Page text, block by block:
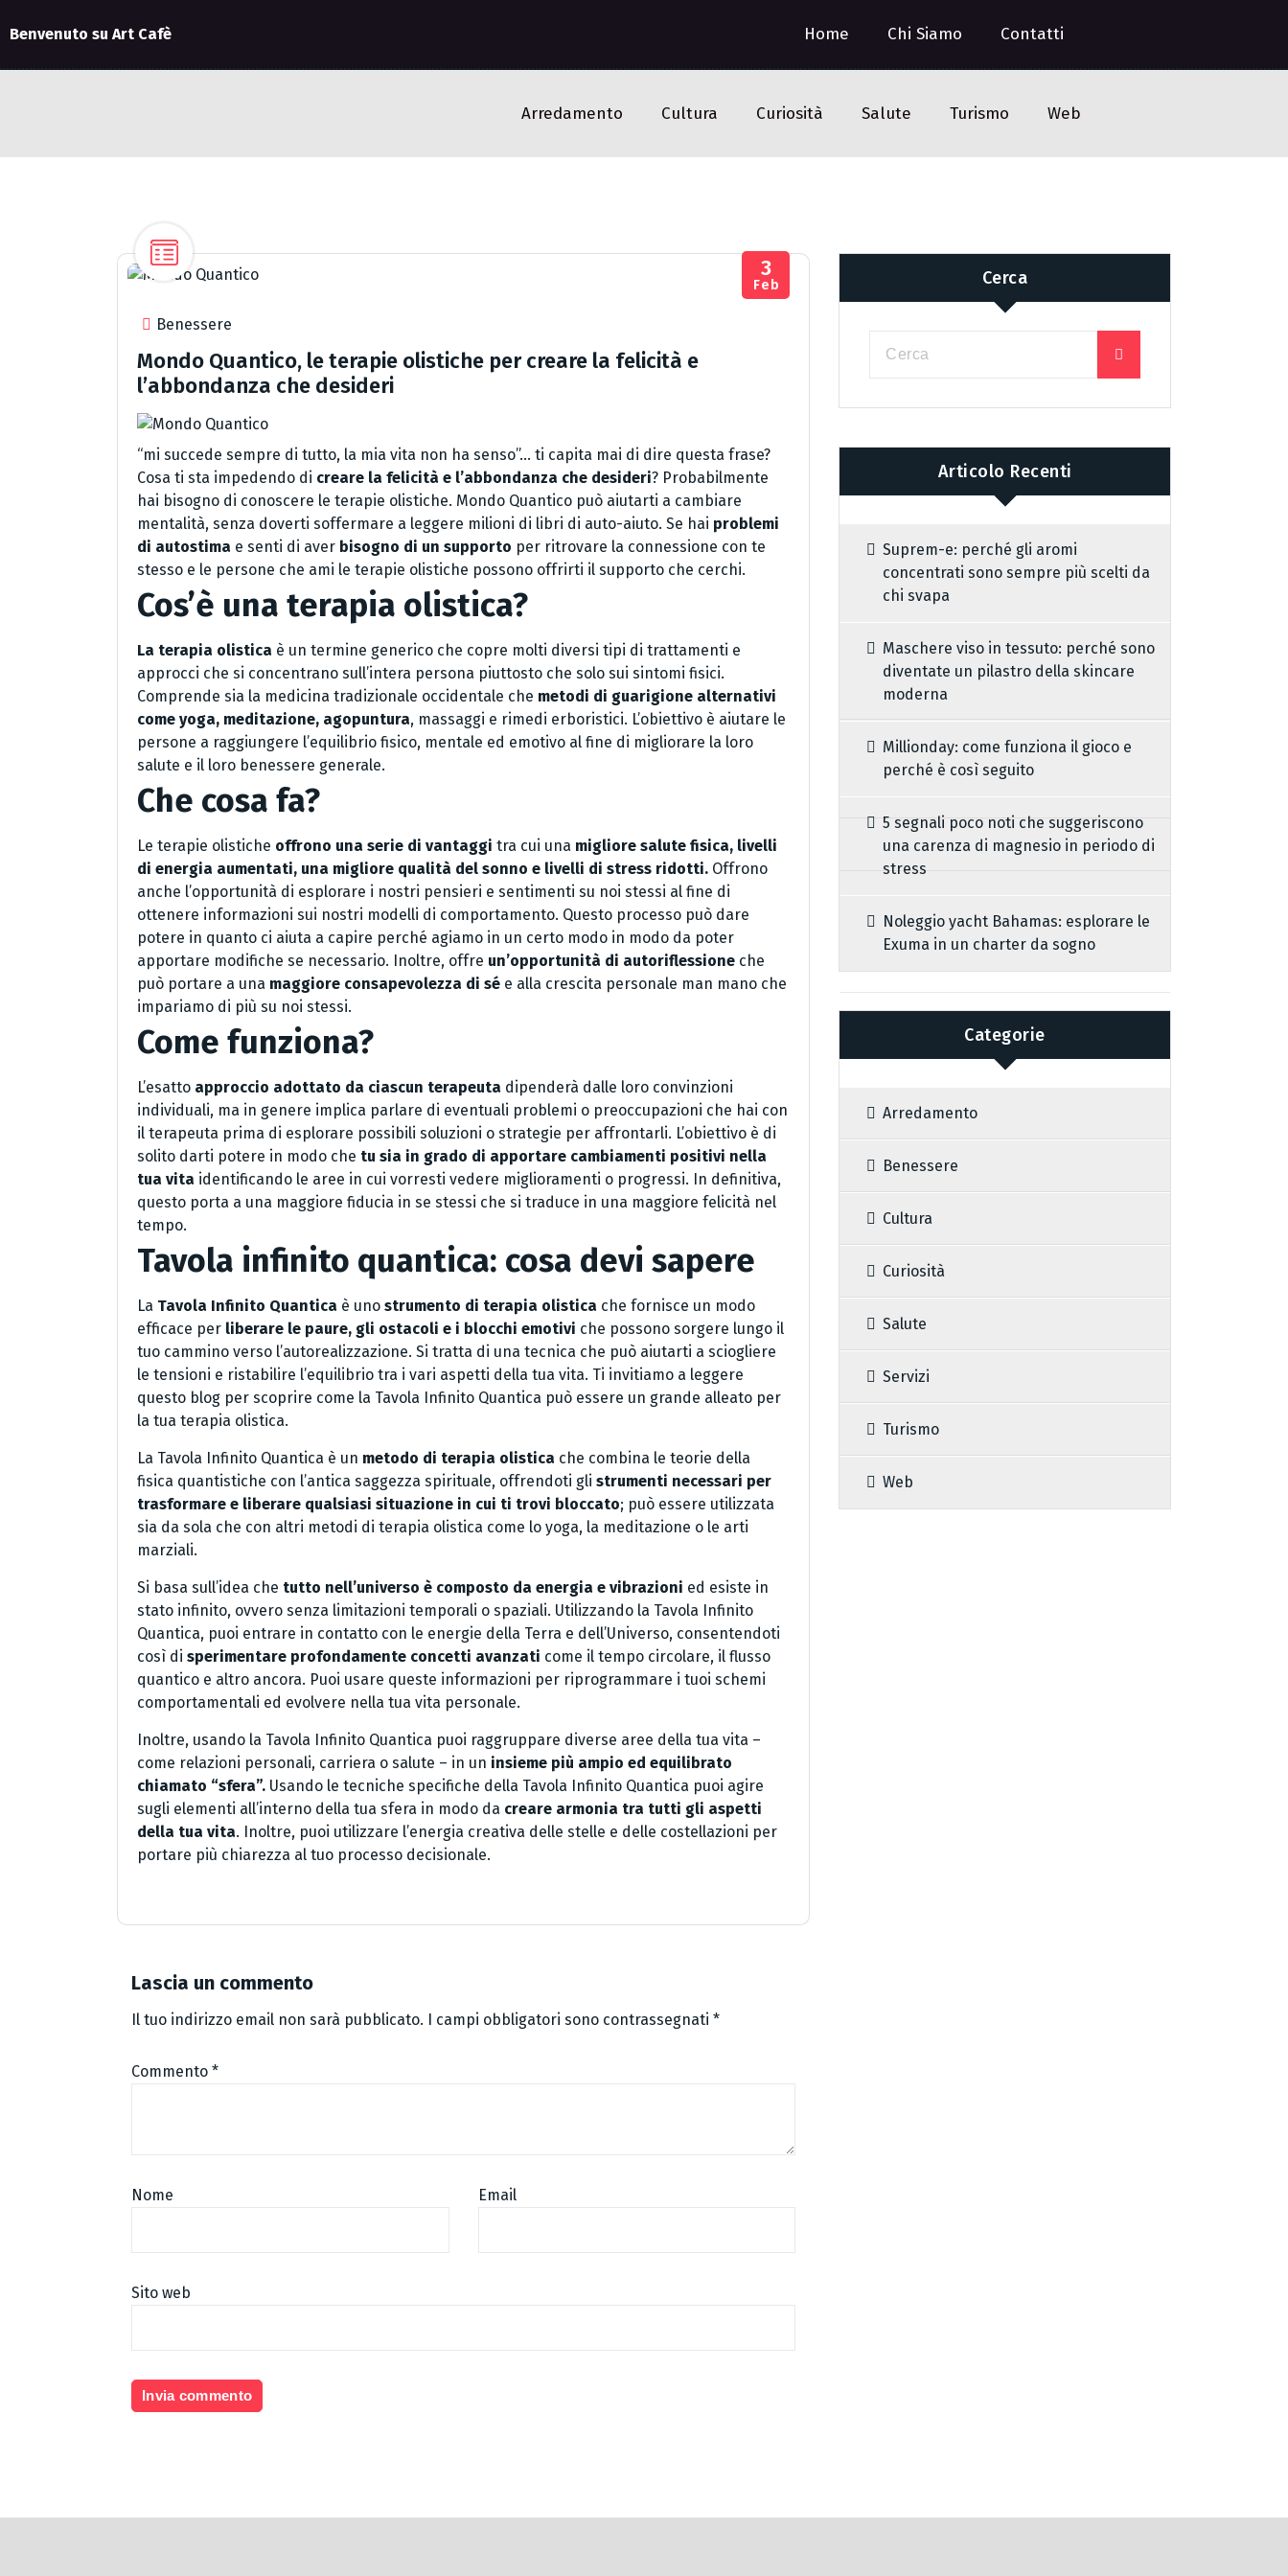
Benvenuto su Art Cafè Home Chi Siamo Contatti
Arredamento Cultura Curiosità Salute Turismo Web
Benessere
3
Feb
Mondo Quantico, le terapie olistiche per creare la felicità e
l’abbondanza che desideri
“mi succede sempre di tutto, la mia vita non ha senso”… ti capita mai di dire questa frase?
Cosa ti sta impedendo di creare la felicità e l’abbondanza che desideri? Probabilmente
hai bisogno di conoscere le terapie olistiche. Mondo Quantico può aiutarti a cambiare
mentalità, senza doverti soffermare a leggere milioni di libri di auto-aiuto. Se hai problemi
di autostima e senti di aver bisogno di un supporto per ritrovare la connessione con te
stesso e le persone che ami le terapie olistiche possono offrirti il supporto che cerchi.
Cos’è una terapia olistica?
La terapia olistica è un termine generico che copre molti diversi tipi di trattamenti e
approcci che si concentrano sull’intera persona piuttosto che solo sui sintomi fisici.
Comprende sia la medicina tradizionale occidentale che metodi di guarigione alternativi
come yoga, meditazione, agopuntura, massaggi e rimedi erboristici. L’obiettivo è aiutare le
persone a raggiungere l’equilibrio fisico, mentale ed emotivo al fine di migliorare la loro
salute e il loro benessere generale.
Che cosa fa?
Le terapie olistiche offrono una serie di vantaggi tra cui una migliore salute fisica, livelli
di energia aumentati, una migliore qualità del sonno e livelli di stress ridotti. Offrono
anche l’opportunità di esplorare i nostri pensieri e sentimenti su noi stessi al fine di
ottenere informazioni sui nostri modelli di comportamento. Questo processo può dare
potere in quanto ci aiuta a capire perché agiamo in un certo modo in modo da poter
apportare modifiche se necessario. Inoltre, offre un’opportunità di autoriflessione che
può portare a una maggiore consapevolezza di sé e alla crescita personale man mano che
impariamo di più su noi stessi.
Come funziona?
L’esatto approccio adottato da ciascun terapeuta dipenderà dalle loro convinzioni
individuali, ma in genere implica parlare di eventuali problemi o preoccupazioni che hai con
il terapeuta prima di esplorare possibili soluzioni o strategie per affrontarli. L’obiettivo è di
solito darti potere in modo che tu sia in grado di apportare cambiamenti positivi nella
tua vita identificando le aree in cui vorresti vedere miglioramenti o progressi. In definitiva,
questo porta a una maggiore fiducia in se stessi che si traduce in una maggiore felicità nel
tempo.
Tavola infinito quantica: cosa devi sapere
La Tavola Infinito Quantica è uno strumento di terapia olistica che fornisce un modo
efficace per liberare le paure, gli ostacoli e i blocchi emotivi che possono sorgere lungo il
tuo cammino verso l’autorealizzazione. Si tratta di una tecnica che può aiutarti a sciogliere
le tensioni e ristabilire l’equilibrio tra i vari aspetti della tua vita. Ti invitiamo a leggere
questo blog per scoprire come la Tavola Infinito Quantica può essere un grande alleato per
la tua terapia olistica.
La Tavola Infinito Quantica è un metodo di terapia olistica che combina le teorie della
fisica quantistiche con l’antica saggezza spirituale, offrendoti gli strumenti necessari per
trasformare e liberare qualsiasi situazione in cui ti trovi bloccato; può essere utilizzata
sia da sola che con altri metodi di terapia olistica come lo yoga, la meditazione o le arti
marziali.
Si basa sull’idea che tutto nell’universo è composto da energia e vibrazioni ed esiste in
stato infinito, ovvero senza limitazioni temporali o spaziali. Utilizzando la Tavola Infinito
Quantica, puoi entrare in contatto con le energie della Terra e dell’Universo, consentendoti
così di sperimentare profondamente concetti avanzati come il tempo circolare, il flusso
quantico e altro ancora. Puoi usare queste informazioni per riprogrammare i tuoi schemi
comportamentali ed evolvere nella tua vita personale.
Inoltre, usando la Tavola Infinito Quantica puoi raggruppare diverse aree della tua vita –
come relazioni personali, carriera o salute – in un insieme più ampio ed equilibrato
chiamato “sfera”. Usando le tecniche specifiche della Tavola Infinito Quantica puoi agire
sugli elementi all’interno della tua sfera in modo da creare armonia tra tutti gli aspetti
della tua vita. Inoltre, puoi utilizzare l’energia creativa delle stelle e delle costellazioni per
portare più chiarezza al tuo processo decisionale.
Lascia un commento
Il tuo indirizzo email non sarà pubblicato. I campi obbligatori sono contrassegnati *
Commento *
Nome Email
Sito web
Cerca
Articolo Recenti
Suprem-e: perché gli aromi
concentrati sono sempre più scelti da
chi svapa
Maschere viso in tessuto: perché sono
diventate un pilastro della skincare
moderna
Millionday: come funziona il gioco e
perché è così seguito
5 segnali poco noti che suggeriscono
una carenza di magnesio in periodo di
stress
Noleggio yacht Bahamas: esplorare le
Exuma in un charter da sogno
Categorie
Arredamento
Benessere
Cultura
Curiosità
Salute
Servizi
Turismo
Web